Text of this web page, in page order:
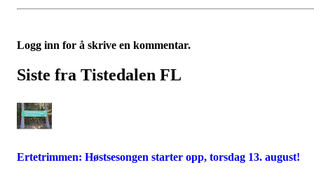
Logg inn for å skrive en kommentar.
Siste fra Tistedalen FL
Ertetrimmen: Høstsesongen starter opp, torsdag 13. august!